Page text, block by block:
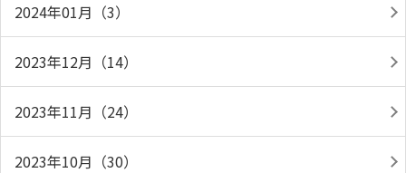
2024年01月（3）
2023年12月（14）
2023年11月（24）
2023年10月（30）